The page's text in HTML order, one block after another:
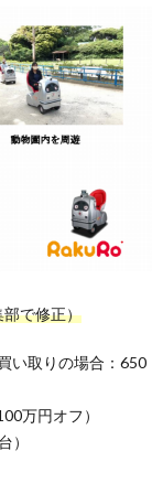
で修正）
い取りの場合：650
万円オフ）
）